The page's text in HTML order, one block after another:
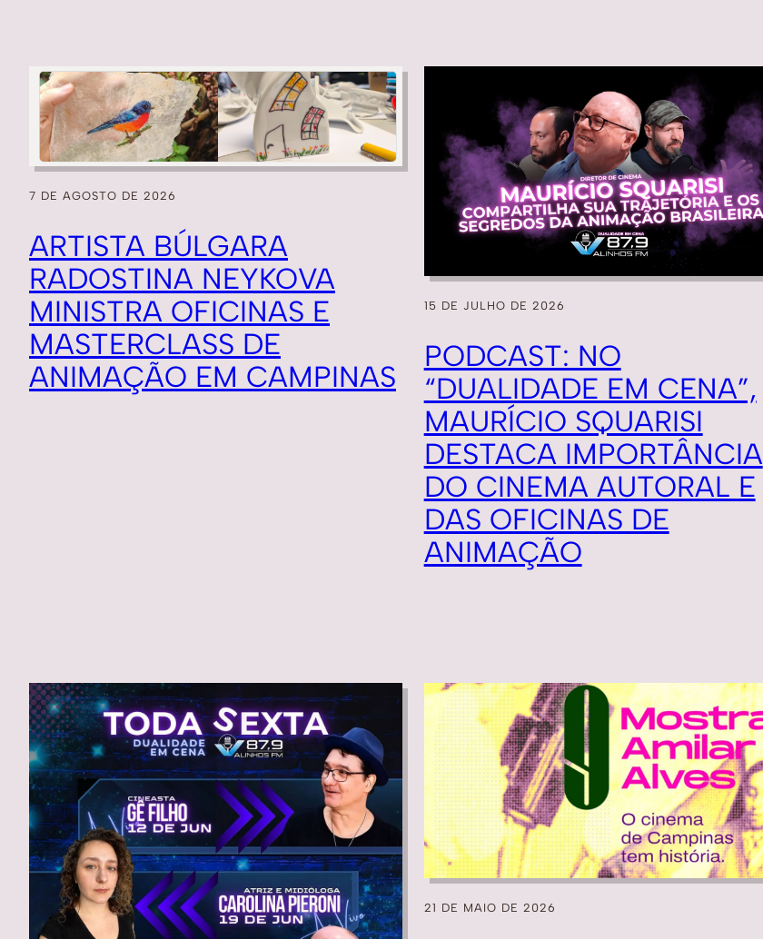
7 DE AGOSTO DE 2026
ARTISTA BÚLGARA
RADOSTINA NEYKOVA
MINISTRA OFICINAS E
MASTERCLASS DE
ANIMAÇÃO EM CAMPINAS
15 DE JULHO DE 2026
PODCAST: NO
“DUALIDADE EM CENA”,
MAURÍCIO SQUARISI
DESTACA IMPORTÂNCIA
DO CINEMA AUTORAL E
DAS OFICINAS DE
ANIMAÇÃO
21 DE MAIO DE 2026